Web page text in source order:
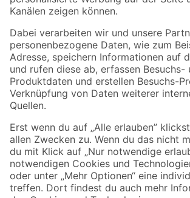
Folge uns
Zahlungsarten Versandarten
Sicher einkaufen
Jetzt die toom-App herunterladen